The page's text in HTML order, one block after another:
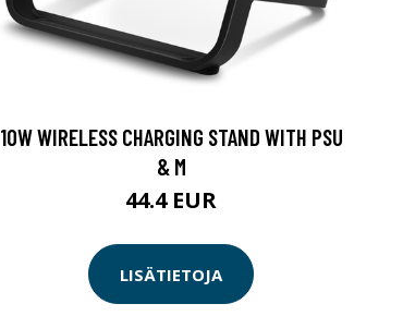
10W WIRELESS CHARGING STAND WITH PSU
& M
44.4 EUR
LISÄTIETOJA